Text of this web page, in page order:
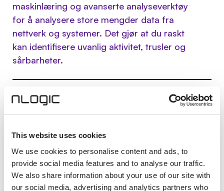
This website uses cookies
We use cookies to personalise content and ads, to
provide social media features and to analyse our traffic.
We also share information about your use of our site with
our social media, advertising and analytics partners who
maskinlæring og avanserte analyseverktøy
for å analysere store mengder data fra
nettverk og systemer. Det gjør at du raskt
kan identifisere uvanlig aktivitet, trusler og
sårbarheter.
Concierge-tjeneste
tilgjengelig 24/7 for å overvåke og
respondere på trusler i sanntid.
Skalerbarhet og fleksibilitet